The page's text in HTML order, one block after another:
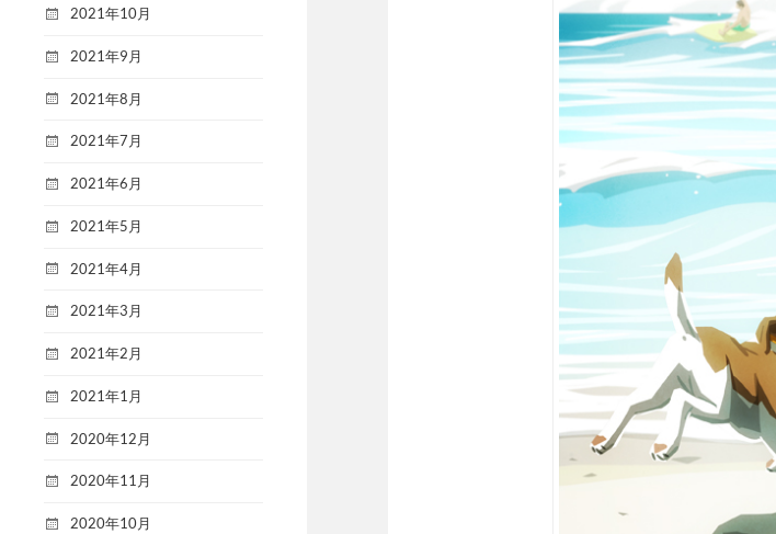
2021年10月
2021年9月
2021年8月
2021年7月
2021年6月
2021年5月
2021年4月
2021年3月
2021年2月
2021年1月
2020年12月
2020年11月
2020年10月